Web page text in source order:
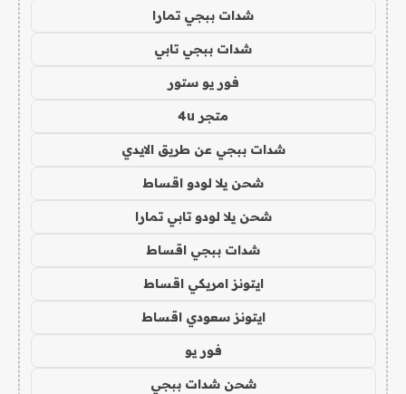
شدات ببجي تمارا
شدات ببجي تابي
فور يو ستور
متجر 4u
شدات ببجي عن طريق الايدي
شحن يلا لودو اقساط
شحن يلا لودو تابي تمارا
شدات ببجي اقساط
ايتونز امريكي اقساط
ايتونز سعودي اقساط
فور يو
شحن شدات ببجي